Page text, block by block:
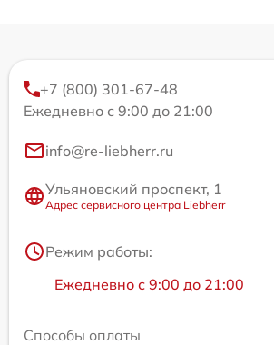
+7 (800) 301-67-48
Ежедневно с 9:00 до 21:00
info@re-liebherr.ru
Ульяновский проспект, 1
Адрес сервисного центра Liebherr
Режим работы:
Ежедневно с 9:00 до 21:00
Способы оплаты